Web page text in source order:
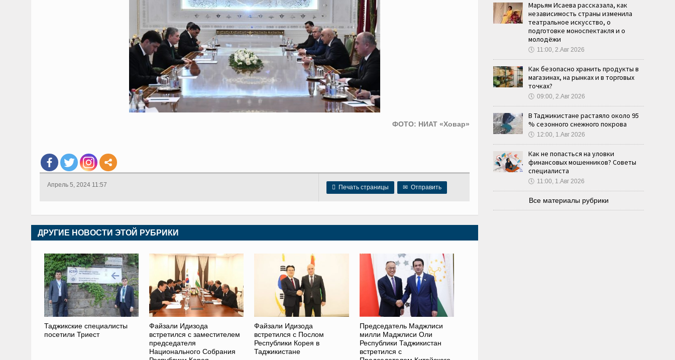
ФОТО: НИАТ «Ховар»
 Печать страницы ✉ Отправить
Апрель 5, 2024 11:57
ДРУГИЕ НОВОСТИ ЭТОЙ РУБРИКИ
Таджикские специалисты
посетили Триест
Файзали Идизода
встретился с заместителем
председателя
Национального Собрания
Файзали Идизода
встретился с Послом
Республики Корея в
Таджикистане
Председатель Маджлиси
милли Маджлиси Оли
Республики Таджикистан
встретился с
Марьям Исаева рассказала, как
независимость страны изменила
театральное искусство, о
подготовке моноспектакля и о
молодёжи
🕔 11:00, 2.Авг 2026
Как безопасно хранить продукты в
магазинах, на рынках и в торговых
точках?
🕔 09:00, 2.Авг 2026
В Таджикистане растаяло около 95
% сезонного снежного покрова
🕔 12:00, 1.Авг 2026
Как не попасться на уловки
финансовых мошенников? Советы
специалиста
🕔 11:00, 1.Авг 2026
Все материалы рубрики